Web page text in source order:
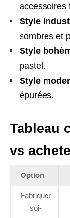
accessoires
Style
sombres et
Style
pastel.
Style
épurées.
Tableau
vs
Option
Fabriquer
soi-